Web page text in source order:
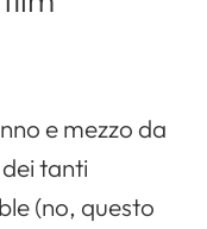
e mezzo da
tanti
(no, questo